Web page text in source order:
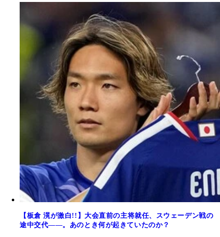
【板倉 滉が激白!!】大会直前の主将就任、スウェーデン戦の
途中交代――。あのとき何が起きていたのか？